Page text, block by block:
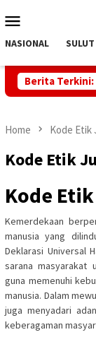
to
Menu
NASIONAL SULUT
Berita Terkini:
Utara
Home Kode Etik
Kode Etik
Kode
Kemerdekaan
manusia yang
Deklarasi Universal
sarana masyarakat
guna memenuhi
manusia. Dalam
juga menyadari
keberagaman